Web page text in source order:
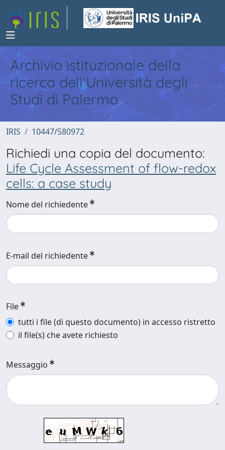
Archivio istituzionale della
ricerca dell'Università degli
Studi di Palermo
IRIS 10447/580972
Richiedi una copia del documento:
Life Cycle Assessment of flow-redox
cells: a case study
Nome del richiedente
E-mail del richiedente
File
tutti i file (di questo documento) in accesso ristretto
il file(s) che avete richiesto
Messaggio